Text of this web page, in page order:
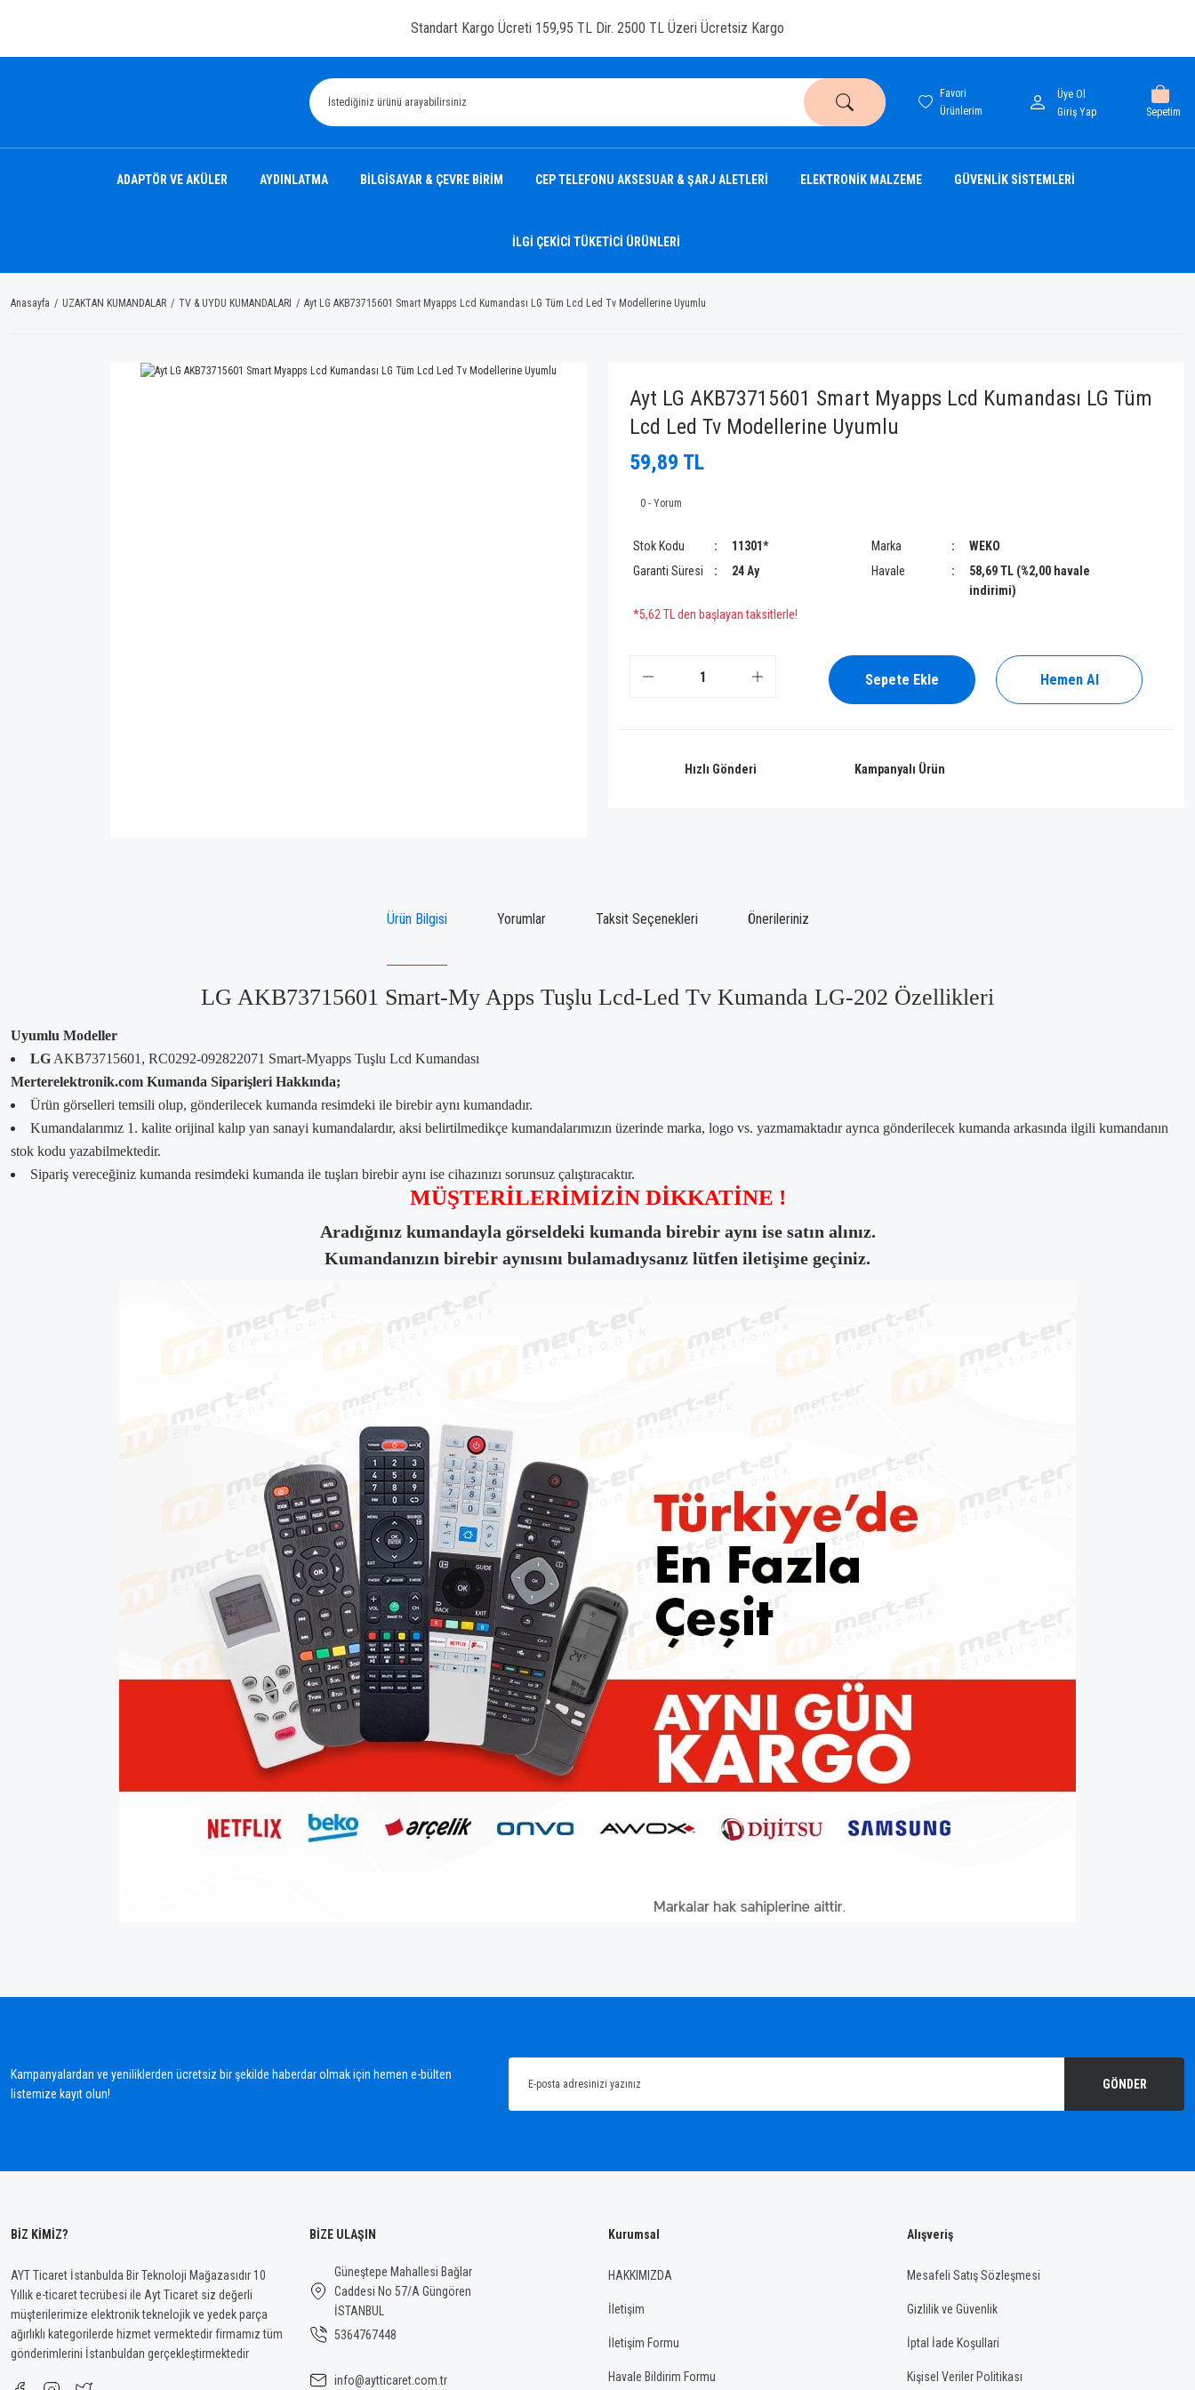
Standart Kargo Ücreti 159,95 TL Dir. 2500 TL Üzeri Ücretsiz Kargo
Favori
Ürünlerim
Giriş Yap
Üye Ol
Sepetim
ADAPTÖR VE AKÜLER AYDINLATMA BİLGİSAYAR & ÇEVRE BİRİM CEP TELEFONU AKSESUAR & ŞARJ ALETLERİ ELEKTRONİK MALZEME GÜVENLİK SİSTEMLERİ
İLGİ ÇEKİCİ TÜKETİCİ ÜRÜNLERİ
Anasayfa UZAKTAN KUMANDALAR TV & UYDU KUMANDALARI Ayt LG AKB73715601 Smart Myapps Lcd Kumandası LG Tüm Lcd Led Tv Modellerine Uyumlu
Ayt LG AKB73715601 Smart Myapps Lcd Kumandası LG Tüm
Lcd Led Tv Modellerine Uyumlu
59,89 TL
0 - Yorum
Stok Kodu 11301* Marka
WEKO
Garanti Süresi
24 Ay Havale
58,69 TL (%2,00 havale
indirimi)
*5,62 TL den başlayan taksitlerle!
Sepete Ekle Hemen Al
Hızlı Gönderi Kampanyalı Ürün
Ürün Bilgisi Yorumlar Taksit Seçenekleri Önerileriniz
LG AKB73715601 Smart-My Apps Tuşlu Lcd-Led Tv Kumanda LG-202 Özellikleri
Uyumlu Modeller
LG AKB73715601, RC0292-092822071 Smart-Myapps Tuşlu Lcd Kumandası
Merterelektronik.com Kumanda Siparişleri Hakkında;
Ürün görselleri temsili olup, gönderilecek kumanda resimdeki ile birebir aynı kumandadır.
Kumandalarımız 1. kalite orijinal kalıp yan sanayi kumandalardır, aksi belirtilmedikçe kumandalarımızın üzerinde marka, logo vs. yazmamaktadır ayrıca gönderilecek kumanda arkasında ilgili kumandanın
stok kodu yazabilmektedir.
Sipariş vereceğiniz kumanda resimdeki kumanda ile tuşları birebir aynı ise cihazınızı sorunsuz çalıştıracaktır.
MÜŞTERİLERİMİZİN DİKKATİNE !
Aradığınız kumandayla görseldeki kumanda birebir aynı ise satın alınız.
Kumandanızın birebir aynısını bulamadıysanız lütfen iletişime geçiniz.
Bu ürüne ilk yorumu siz yapın!
Ürün bilgilerinde hatalar bulunuyor.
Ürün fiyatı diğer sitelerden daha pahalı.
Kampanyalardan ve yeniliklerden ücretsiz bir şekilde haberdar olmak için hemen e-bülten
listemize kayıt olun!
GÖNDER
BİZ KİMİZ?
AYT Ticaret İstanbulda Bir Teknoloji Mağazasıdır 10
Yıllık e-ticaret tecrübesi ile Ayt Ticaret siz değerli
müşterilerimize elektronik teknelojik ve yedek parça
ağırlıklı kategorilerde hizmet vermektedir firmamız tüm
gönderimlerini İstanbuldan gerçekleştirmektedir
BİZE ULAŞIN
Güneştepe Mahallesi Bağlar
Caddesi No 57/A Güngören
İSTANBUL
5364767448
info@aytticaret.com.tr
Kurumsal
HAKKIMIZDA
İletişim
İletişim Formu
Havale Bildirim Formu
Alışveriş
Mesafeli Satış Sözleşmesi
Gizlilik ve Güvenlik
İptal İade Koşullari
Kişisel Veriler Politikası